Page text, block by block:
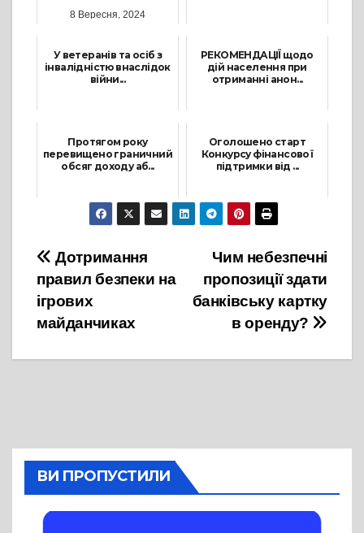
8 Вересня, 2024
У ветеранів та осіб з
інвалідністю внаслідок
війни...
РЕКОМЕНДАЦІЇ щодо
дій населення при
отриманні анон...
Протягом року
перевищено граничний
обсяг доходу аб...
15 Січня, 2024
Оголошено старт
Конкурсу фінансової
підтримки від ...
15 Серпня, 2024
Навігація
записів
Чим небезпечні
пропозиції здати
банківську картку
в оренду?
Дотримання
правил безпеки на
ігрових
майданчиках
ВИ ПРОПУСТИЛИ